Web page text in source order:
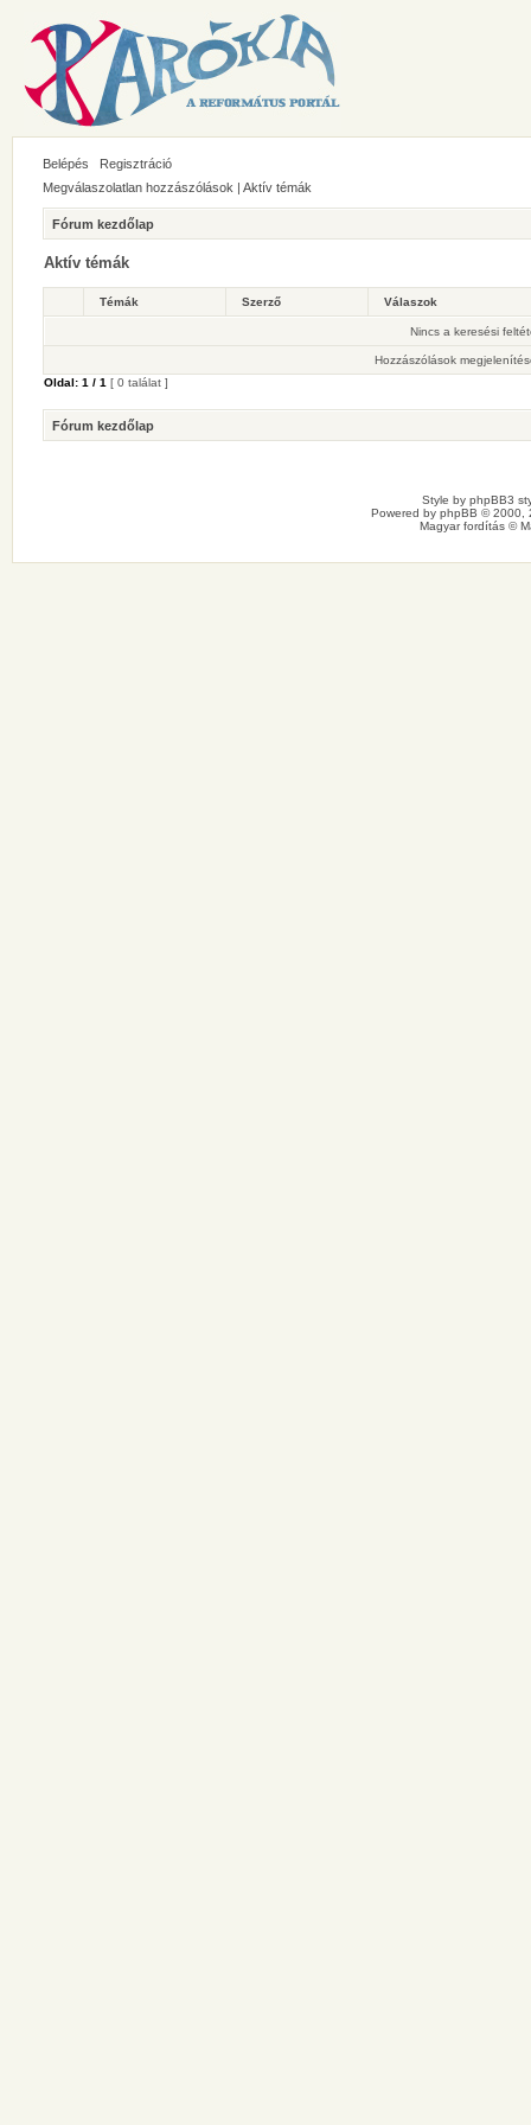
Belépés
Regisztráció
Megválaszolatlan hozzászólások | Aktív témák
Fórum kezdőlap
Aktív témák
Témák Szerző Válaszok
Nincs a keresési
Hozzászólások
Oldal: 1 / 1 [ 0 találat ]
Fórum kezdőlap
Style by phpBB3
Powered by phpBB © 2000,
Magyar fordítás ©